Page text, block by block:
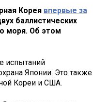
Корея впервые за
баллистических
моря. Об этом
испытаний
Японии. Это также
Кореи и США.